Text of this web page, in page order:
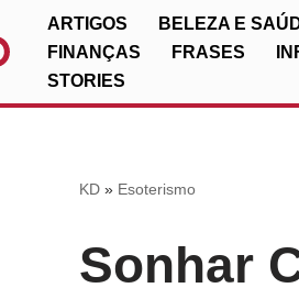
ARTIGOS BELEZA E
FINANÇAS
FRASES
STORIES
KD» Esoterismo
Sonhar